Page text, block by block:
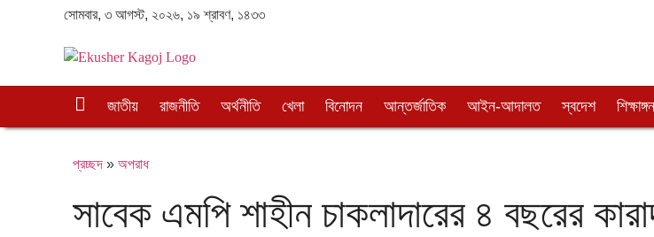
সোমবার, ৩ আগস্ট, ২০২৬, ১৯ শ্রাবণ, ১৪৩৩
চ্ছ
জাতীয় রাজনীতি অর্থনীতি খেলা বিনোদন আন্তর্জাতিক আইন-আদালত স্বদেশ শিক্ষাঙ্গন
প্রচ্ছদ » অপরাধ
সাবেক এমপি শাহীন চাকলাদারের ৪ বছরের